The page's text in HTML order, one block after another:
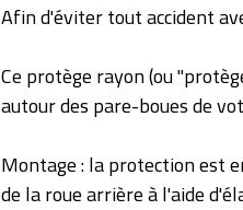
Afin d'éviter tout accident
Ce protège rayon (ou
autour des pare-boues de
Montage : la protection est
de la roue arrière à l'aide